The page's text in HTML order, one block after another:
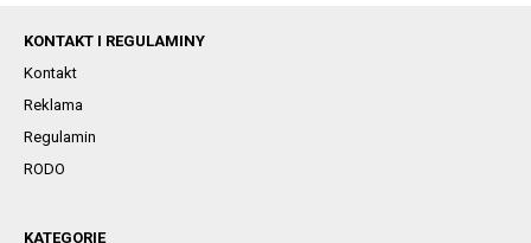
KONTAKT I REGULAMINY
Kontakt
Reklama
Regulamin
RODO
KATEGORIE